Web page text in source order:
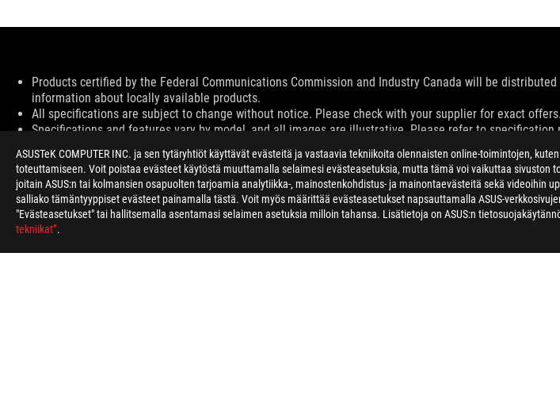
ASUSTeK COMPUTER INC. ja sen tytäryhtiöt käyttävät evästeitä ja vastaavia tekniikoita olennaisten online-toimintojen,
toteuttamiseen. Voit poistaa evästeet käytöstä muuttamalla selaimesi evästeasetuksia, mutta tämä voi vaikuttaa sivuston
joitain ASUS:n tai kolmansien osapuolten tarjoamia analytiikka-, mainostenkohdistus- ja mainontaevästeitä sekä videoihin
salliako tämäntyyppiset evästeet painamalla tästä. Voit myös määrittää evästeasetukset napsauttamalla ASUS-
"Evästeasetukset" tai hallitsemalla asentamasi selaimen asetuksia milloin tahansa. Lisätietoja on ASUS:n
tekniikat”.
Disclaimer
Products certified by the Federal Communications Commission and Industry Canada will be
information about locally available products.
All specifications are subject to change without notice. Please check with your supplier for exact
Specifications and features vary by model, and all images are illustrative. Please refer to
PCB color and bundled software versions are subject to change without notice.
Brand and product names mentioned are trademarks of their respective companies.
Unless otherwise stated, all performance claims are based on theoretical performance. Actual figures
The actual transfer speed of USB 3.0, 3.1, 3.2, and/or Type-C will vary depending on many factors
configuration and your operating environment.